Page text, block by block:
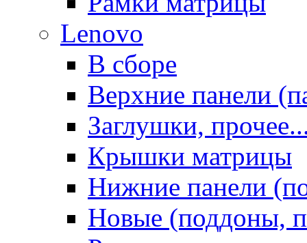
Lenovo
В сборе
Верхние панели
Заглушки,
Крышки матрицы
Нижние панели
Новые (поддоны,